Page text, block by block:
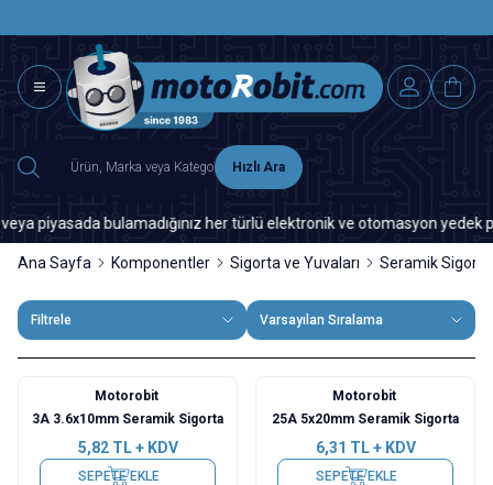
Hızlı Ara
bulamadığınız her türlü elektronik ve otomasyon yedek
Ana Sayfa Komponentler Sigorta ve Yuvaları Seramik Sigorta
Filtrele Varsayılan Sıralama
Motorobit
3A 3.6x10mm Seramik Sigorta
5,82TL + KDV
SEPETE EKLE
Motorobit
25A 5x20mm Seramik Sigorta
6,31 TL + KDV
SEPETE EKLE